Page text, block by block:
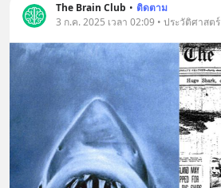
The Brain Club • ติดตาม
3 ก.ค. 2025 เวลา 02:09 • ประวัติศาสตร์